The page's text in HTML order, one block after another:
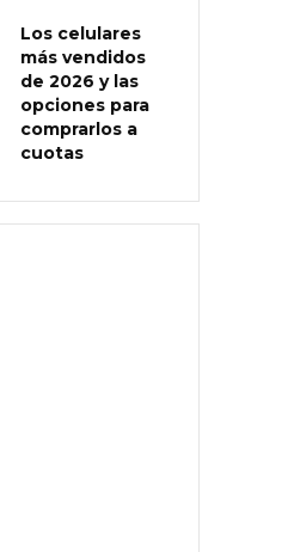
Los celulares
más vendidos
de 2026 y las
opciones para
comprarlos a
cuotas